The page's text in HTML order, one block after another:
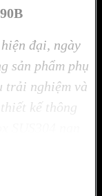
đại, ngày
sản phẩm phụ
trải nghiệm và
kế thông
bát đĩa một